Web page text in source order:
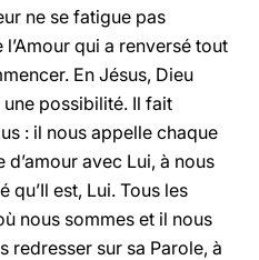
ne se fatigue pas
l’Amour qui a renversé tout
En Jésus, Dieu
possibilité. Il fait
: il nous appelle chaque
avec Lui, à nous
qu’Il est, Lui. Tous les
nous sommes et il nous
redresser sur sa Parole, à